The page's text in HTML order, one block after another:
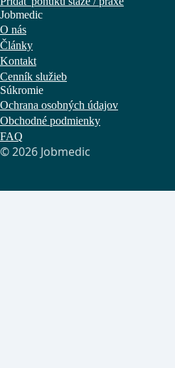
Jobmedic
O nás
Články
Kontakt
Cenník služieb
Súkromie
Ochrana osobných údajov
Obchodné podmienky
FAQ
© 2026 Jobmedic